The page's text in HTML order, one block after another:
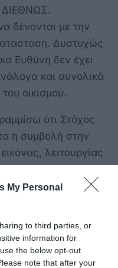
My Personal
to third parties, or
information for
the below opt-out
note that after your
ΔΙΕΘΝΩΣ.
δένονται με την
Δυστυχώς
Ευθύνη δεν έχει
και συνολικά
οικισμού.
ότι Στόχος
η συμβολή στην
λειτουργίας